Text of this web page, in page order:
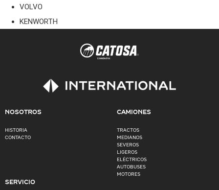
VOLVO
KENWORTH
NOSOTROS
HISTORIA
CONTACTO
CAMIONES
TRACTOS
MEDIANOS
SEVEROS
LIGEROS
ELÉCTRICOS
AUTOBUSES
MOTORES
SERVICIO